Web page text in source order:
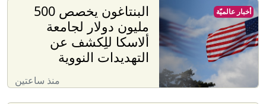
البنتاغون يخصص 500
مليون دولار لجامعة
ألاسكا للِكشف عن
التهديدات النووية
منذ ساعتين
أخبار عالميّة